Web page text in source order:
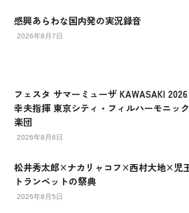
感興あらわな国内発の実況録音
2026年8月7日
フェスタ サマーミューザ KAWASAKI
幸夫指揮 東京シティ・フィルハーモニッ
楽団
2026年8月6日
松井秀太郎×ナカリャコフ×西村大地×児
トランペットの祭典
2026年8月5日